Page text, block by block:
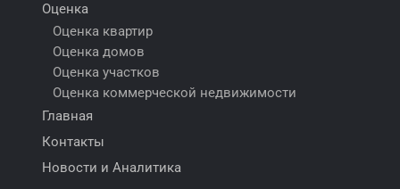
Оценка
Оценка квартир
Оценка домов
Оценка участков
Оценка коммерческой недвижимости
Главная
Контакты
Новости и Аналитика